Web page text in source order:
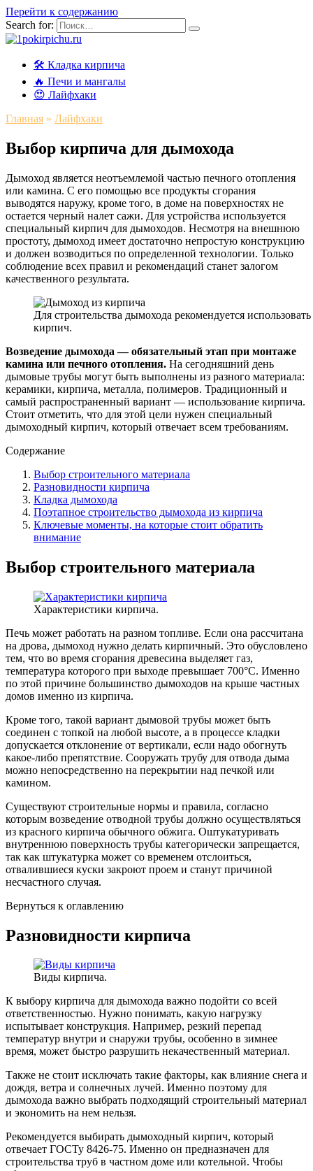
Перейти к содержанию
Search for:
🛠️ Кладка кирпича
🔥 Печи и мангалы
😍 Лайфхаки
Главная » Лайфхаки
Выбор кирпича для дымохода
Дымоход является неотъемлемой частью печного отопления
или камина. С его помощью все продукты сгорания
выводятся наружу, кроме того, в доме на поверхностях не
остается черный налет сажи. Для устройства используется
специальный кирпич для дымоходов. Несмотря на внешнюю
простоту, дымоход имеет достаточно непростую конструкцию
и должен возводиться по определенной технологии. Только
соблюдение всех правил и рекомендаций станет залогом
качественного результата.
Для строительства дымохода рекомендуется
кирпич.
Возведение дымохода — обязательный этап при монтаже
камина или печного отопления. На сегодняшний день
дымовые трубы могут быть выполнены из разного материала:
керамики, кирпича, металла, полимеров. Традиционный и
самый распространенный вариант — использование кирпича.
Стоит отметить, что для этой цели нужен специальный
дымоходный кирпич, который отвечает всем требованиям.
Содержание
Выбор строительного материала
Разновидности кирпича
Кладка дымохода
Поэтапное строительство дымохода из кирпича
Ключевые моменты, на которые стоит обратить
внимание
Выбор строительного материала
Характеристики кирпича.
Печь может работать на разном топливе. Если она рассчитана
на дрова, дымоход нужно делать кирпичный. Это обусловлено
тем, что во время сгорания древесина выделяет газ,
температура которого при выходе превышает 700°С. Именно
по этой причине большинство дымоходов на крыше частных
домов именно из кирпича.
Кроме того, такой вариант дымовой трубы может быть
соединен с топкой на любой высоте, а в процессе кладки
допускается отклонение от вертикали, если надо обогнуть
какое-либо препятствие. Сооружать трубу для отвода дыма
можно непосредственно на перекрытии над печкой или
камином.
Существуют строительные нормы и правила, согласно
которым возведение отводной трубы должно осуществляться
из красного кирпича обычного обжига. Оштукатуривать
внутреннюю поверхность трубы категорически запрещается,
так как штукатурка может со временем отслоиться,
отвалившиеся куски закроют проем и станут причиной
несчастного случая.
Вернуться к оглавлению
Разновидности кирпича
Виды кирпича.
К выбору кирпича для дымохода важно подойти со всей
ответственностью. Нужно понимать, какую нагрузку
испытывает конструкция. Например, резкий перепад
температур внутри и снаружи трубы, особенно в зимнее
время, может быстро разрушить некачественный материал.
Также не стоит исключать такие факторы, как влияние снега и
дождя, ветра и солнечных лучей. Именно поэтому для
дымохода важно выбрать подходящий строительный материал
и экономить на нем нельзя.
Рекомендуется выбирать дымоходный кирпич, который
отвечает ГОСТу 8426-75. Именно он предназначен для
строительства труб в частном доме или котельной. Чтобы